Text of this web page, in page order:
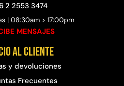
2 2553 3474
| 08:30am > 17:00pm
MENSAJES
al cliente
y devoluciones
Frecuentes​